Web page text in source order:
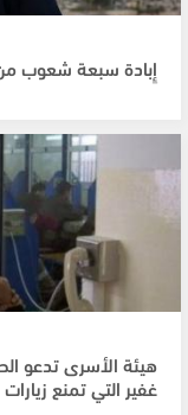
إِبادة سبعة شعوب
هيئة الأسرى تدعو
غفير التي تمنع